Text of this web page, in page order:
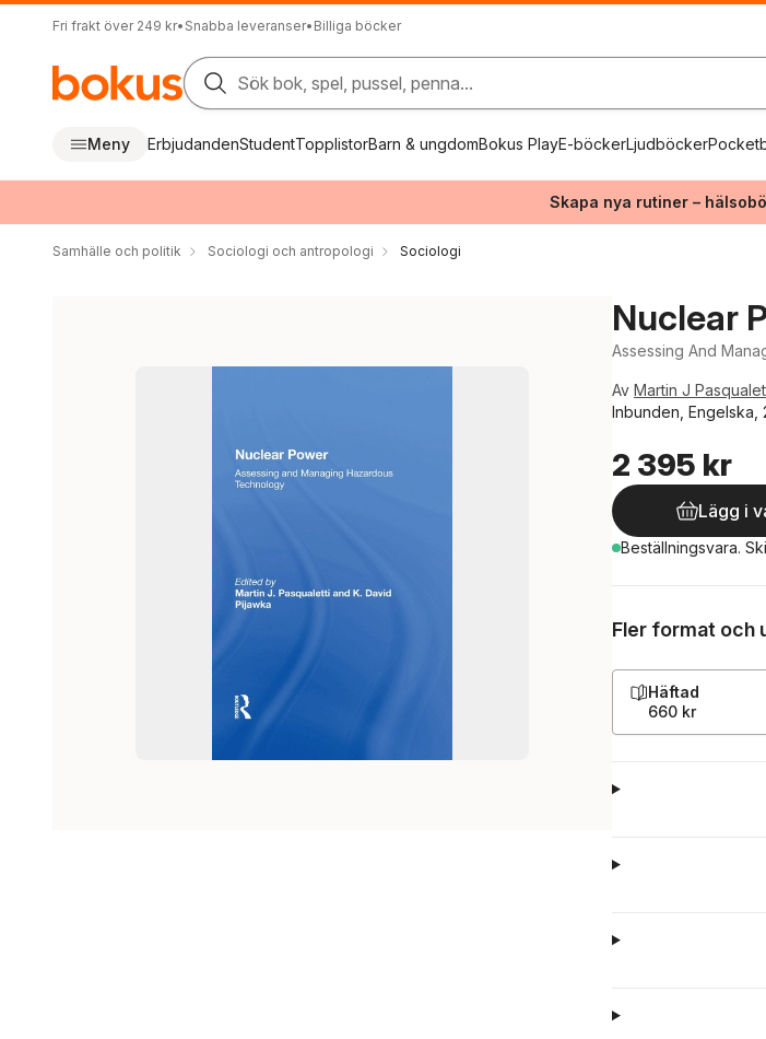
Fri frakt över 249 kr• Snabba leveranser• Billiga böcker
Sök bok, spel, pussel, penna...
Meny ErbjudandenStudentTopplistorBarn & ungdomBokus PlayE-böckerLjudböcker
Skapa nya rutiner –
Samhälle och politik Sociologi och antropologi Sociologi
Nuclear
Assessing And
Av Martin J
Inbunden, Engelska,
2 395 kr
Lägg i
Beställningsvara.
Fler format och
Häftad
660 kr